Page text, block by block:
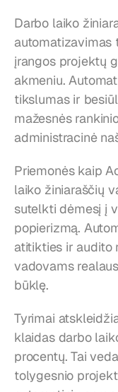
Darbo laiko
automatizavimas
įrangos projektų
akmeniu.
tikslumas ir
mažesnės
administracinė
Priemonės kaip
laiko žiniaraščių
sutelkti dėmesį į
popierizmą.
atitikties ir audito
vadovams
būklę.
Tyrimai
klaidas darbo
procentų. Tai
tolygesnio